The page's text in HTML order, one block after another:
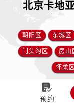
北京卡地
朝阳区 东城区
门头沟区 房山
怀柔区

预约